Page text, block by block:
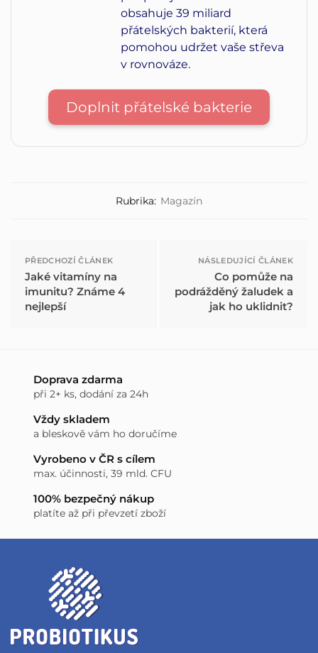
obsahuje 39 miliard
přátelských bakterií, která
pomohou udržet vaše střeva
v rovnováze.
Doplnit přátelské bakterie
Rubrika: Magazín
PŘEDCHOZÍ ČLÁNEK
Jaké vitamíny na
imunitu? Známe 4
nejlepší
NÁSLEDUJÍCÍ ČLÁNEK
Co pomůže na
podrážděný žaludek a
jak ho uklidnit?
Doprava zdarma
při 2+ ks, dodání za 24h
Vždy skladem
a bleskově vám ho doručíme
Vyrobeno v ČR s cílem
max. účinnosti, 39 mld. CFU
100% bezpečný nákup
platíte až při převzetí zboží